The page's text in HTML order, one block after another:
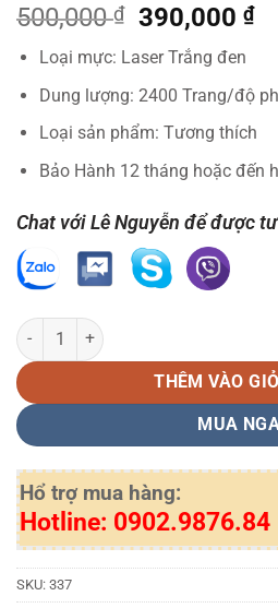
500,000₫
Giá
gốc
là:
500,000 ₫.
390,000₫Giá
Loại mực: Laser Trắng đen
Dung lượng: 2400 Trang/độ
Loại sản phẩm: Tương thích
Bảo Hành 12 tháng hoặc đến
Chat với Lê Nguyễn để được
Hộp mực in Canon 337 tương thích số
THÊM VÀO
MUA
Hổ trợ mua hàng:
Hotline: 0902.9876.84
SKU: 337